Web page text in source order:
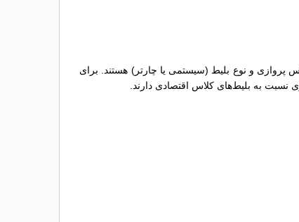
پروازی و نوع بلیط (سیستمی یا چارتر) هستند. برای
نسبت به بلیط‌های کلاس اقتصادی دارند.